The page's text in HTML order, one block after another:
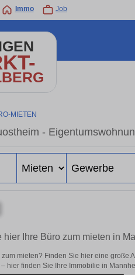
Immo Job
MIETEN
-
hier Ihre Büro zum mieten in
mieten? Finden Sie hier eine
hier finden Sie Ihre Immobilie in